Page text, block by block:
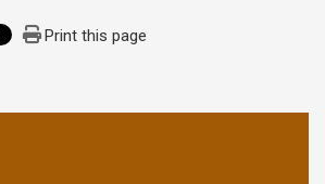
Print this page